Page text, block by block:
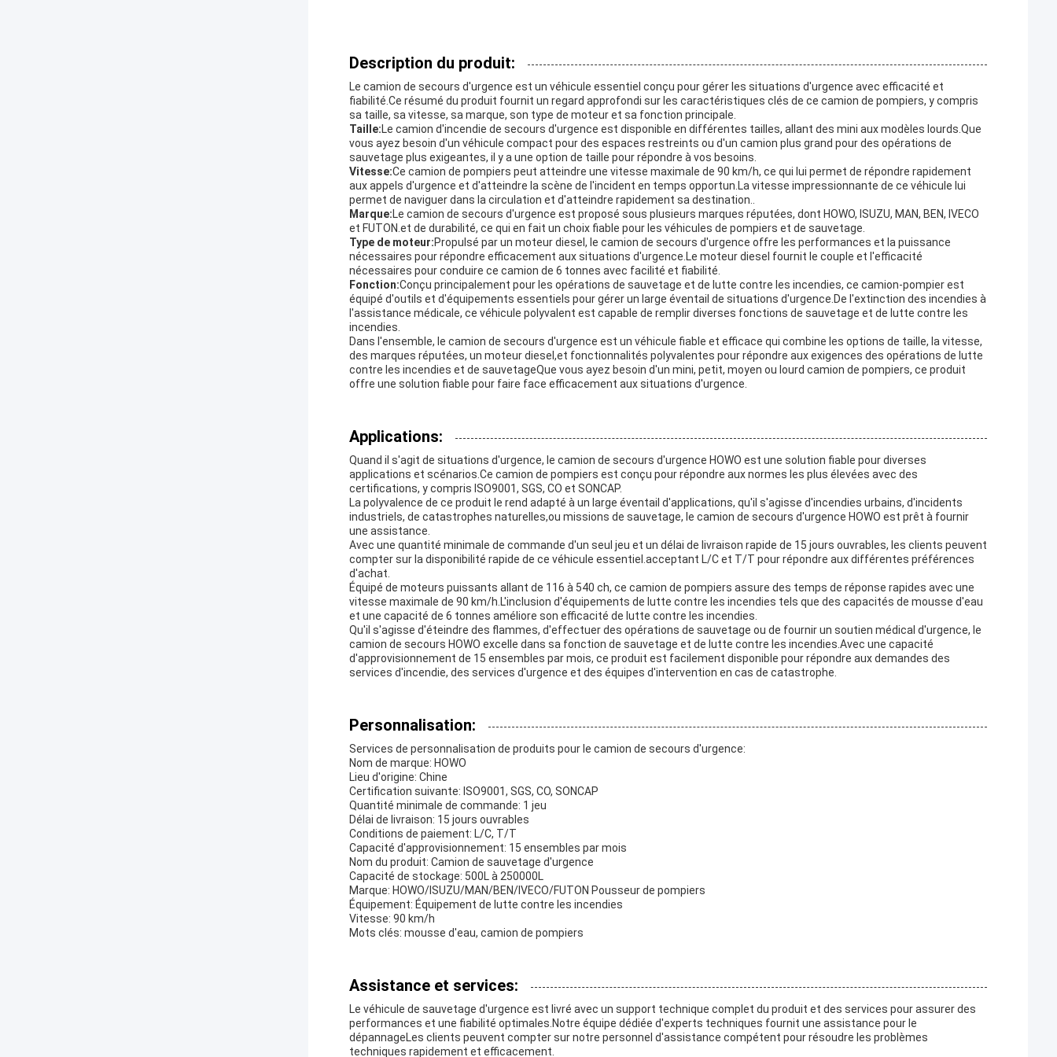
Description du produit:
Le camion de secours d'urgence est un véhicule essentiel conçu pour gérer les situations d'urgence avec efficacité et
fiabilité.Ce résumé du produit fournit un regard approfondi sur les caractéristiques clés de ce camion de pompiers, y compris
sa taille, sa vitesse, sa marque, son type de moteur et sa fonction principale.
Taille:Le camion d'incendie de secours d'urgence est disponible en différentes tailles, allant des mini aux modèles lourds.Que
vous ayez besoin d'un véhicule compact pour des espaces restreints ou d'un camion plus grand pour des opérations de
sauvetage plus exigeantes, il y a une option de taille pour répondre à vos besoins.
Vitesse:Ce camion de pompiers peut atteindre une vitesse maximale de 90 km/h, ce qui lui permet de répondre rapidement
aux appels d'urgence et d'atteindre la scène de l'incident en temps opportun.La vitesse impressionnante de ce véhicule lui
permet de naviguer dans la circulation et d'atteindre rapidement sa destination..
Marque:Le camion de secours d'urgence est proposé sous plusieurs marques réputées, dont HOWO, ISUZU, MAN, BEN, IVECO
et FUTON.et de durabilité, ce qui en fait un choix fiable pour les véhicules de pompiers et de sauvetage.
Type de moteur:Propulsé par un moteur diesel, le camion de secours d'urgence offre les performances et la puissance
nécessaires pour répondre efficacement aux situations d'urgence.Le moteur diesel fournit le couple et l'efficacité
nécessaires pour conduire ce camion de 6 tonnes avec facilité et fiabilité.
Fonction:Conçu principalement pour les opérations de sauvetage et de lutte contre les incendies, ce camion-pompier est
équipé d'outils et d'équipements essentiels pour gérer un large éventail de situations d'urgence.De l'extinction des incendies à
l'assistance médicale, ce véhicule polyvalent est capable de remplir diverses fonctions de sauvetage et de lutte contre les
incendies.
Dans l'ensemble, le camion de secours d'urgence est un véhicule fiable et efficace qui combine les options de taille, la vitesse,
des marques réputées, un moteur diesel,et fonctionnalités polyvalentes pour répondre aux exigences des opérations de lutte
contre les incendies et de sauvetageQue vous ayez besoin d'un mini, petit, moyen ou lourd camion de pompiers, ce produit
offre une solution fiable pour faire face efficacement aux situations d'urgence.
Applications:
Quand il s'agit de situations d'urgence, le camion de secours d'urgence HOWO est une solution fiable pour diverses
applications et scénarios.Ce camion de pompiers est conçu pour répondre aux normes les plus élevées avec des
certifications, y compris ISO9001, SGS, CO et SONCAP.
La polyvalence de ce produit le rend adapté à un large éventail d'applications, qu'il s'agisse d'incendies urbains, d'incidents
industriels, de catastrophes naturelles,ou missions de sauvetage, le camion de secours d'urgence HOWO est prêt à fournir
une assistance.
Avec une quantité minimale de commande d'un seul jeu et un délai de livraison rapide de 15 jours ouvrables, les clients peuvent
compter sur la disponibilité rapide de ce véhicule essentiel.acceptant L/C et T/T pour répondre aux différentes préférences
d'achat.
Équipé de moteurs puissants allant de 116 à 540 ch, ce camion de pompiers assure des temps de réponse rapides avec une
vitesse maximale de 90 km/h.L'inclusion d'équipements de lutte contre les incendies tels que des capacités de mousse d'eau
et une capacité de 6 tonnes améliore son efficacité de lutte contre les incendies.
Qu'il s'agisse d'éteindre des flammes, d'effectuer des opérations de sauvetage ou de fournir un soutien médical d'urgence, le
camion de secours HOWO excelle dans sa fonction de sauvetage et de lutte contre les incendies.Avec une capacité
d'approvisionnement de 15 ensembles par mois, ce produit est facilement disponible pour répondre aux demandes des
services d'incendie, des services d'urgence et des équipes d'intervention en cas de catastrophe.
Personnalisation:
Services de personnalisation de produits pour le camion de secours d'urgence:
Nom de marque: HOWO
Lieu d'origine: Chine
Certification suivante: ISO9001, SGS, CO, SONCAP
Quantité minimale de commande: 1 jeu
Délai de livraison: 15 jours ouvrables
Conditions de paiement: L/C, T/T
Capacité d'approvisionnement: 15 ensembles par mois
Nom du produit: Camion de sauvetage d'urgence
Capacité de stockage: 500L à 250000L
Marque: HOWO/ISUZU/MAN/BEN/IVECO/FUTON Pousseur de pompiers
Équipement: Équipement de lutte contre les incendies
Vitesse: 90 km/h
Mots clés: mousse d'eau, camion de pompiers
Assistance et services:
Le véhicule de sauvetage d'urgence est livré avec un support technique complet du produit et des services pour assurer des
performances et une fiabilité optimales.Notre équipe dédiée d'experts techniques fournit une assistance pour le
dépannageLes clients peuvent compter sur notre personnel d'assistance compétent pour résoudre les problèmes
techniques rapidement et efficacement.